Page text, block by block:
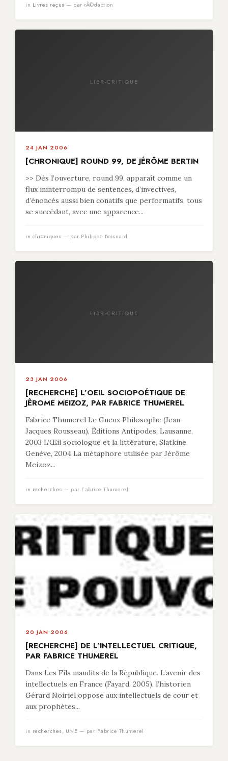
in Livres reçus — par rÃ©daction
LIBR-CRITIQUE
24 JAN 2006
[CHRONIQUE] ROUND 99, DE JÉRÔME BERTIN
>> Dès l’ouverture, round 99, apparaît comme un
flux ininterrompu de sentences, d’invectives,
d’énoncés aussi bien conatifs que performatifs, tous
se succédant, avec une apparence...
in chroniques — par Philippe Boisnard
LIBR-CRITIQUE
23 JAN 2006
[RECHERCHE] L’OEIL SOCIOPOÉTIQUE DE
JÊROME MEIZOZ, PAR FABRICE THUMEREL
Fabrice Thumerel Le Gueux Philosophe (Jean-
Jacques Rousseau), Éditions Antipodes, Lausanne,
2003 L’Œil sociologue et la littérature, Slatkine,
Genève, 2004 La métaphore utilisée par Jérôme
Meizoz...
in recherches — par Fabrice Thumerel
20 JAN 2006
[RECHERCHE] DE L’INTELLECTUEL CRITIQUE,
PAR FABRICE THUMEREL
Dans Les Fils maudits de la République. L’avenir des
intellectuels en France (Fayard, 2005), l’historien
Gérard Noiriel oppose aux intellectuels de cour et
aux prophètes...
in recherches, UNE — par Fabrice Thumerel